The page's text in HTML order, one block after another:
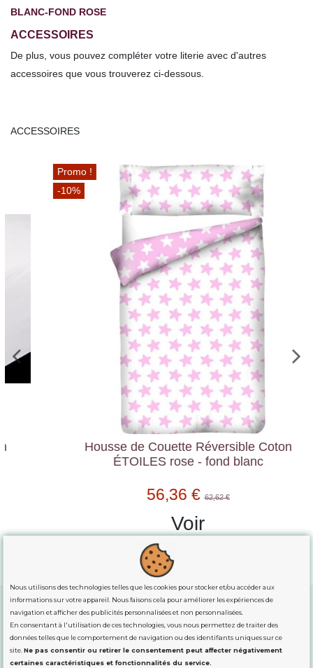
BLANC-FOND ROSE
ACCESSOIRES
De plus, vous pouvez compléter votre literie avec d'autres
accessoires que vous trouverez ci-dessous.
ACCESSOIRES
Promo !
Housse de Couette Réversible Coton
ÉTOILES rose - fond blanc
56,36 €62,62 €
Voir
GUIDE DES TAILLES
Nous utilisons des technologies telles que les cookies pour stocker et/ou accéder aux
informations sur votre appareil. Nous faisons cela pour améliorer les expériences de
navigation et afficher des publicités personnalisées et non personnalisées.
En consentant à l'utilisation de ces technologies, vous nous permettez de traiter des
données telles que le comportement de navigation ou des identifiants uniques sur ce
site.Ne pas consentir ou retirer le consentement peut affecter négativement
certaines caractéristiques et fonctionnalités du service.